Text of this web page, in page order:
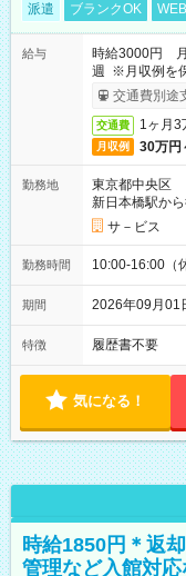
派遣 ブランクOK
給与
時給3000円
週 ※月収例を
ービス利用可
交通費別途
交通費 1ヶ月3
月収例 30万円
勤務地
東京都中央区
新日本橋駅か
サ－ビス
勤務時間 10:00-16:00（
期間 2026年09月
特徴 履歴書不要
気になる！
時給1850円＊返
管理など入館対応